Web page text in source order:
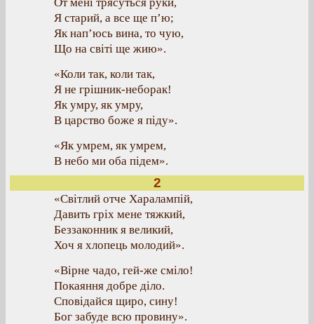
Я старий, а все ще п’ю;
Як нап’юсь вина, то чую,
Що на світі ще жию».
«Коли так, коли так,
Я не грішник-неборак!
Як умру, як умру,
В царство боже я піду».
«Як умрем, як умрем,
В небо ми оба підем».
2
«Світлий отче Харалампій,
Давить гріх мене тяжкий,
Беззаконник я великий,
Хоч я хлопець молодий».
«Вірне чадо, гей-же сміло!
Покаяння добре діло.
Сповідайся щиро, сину!
Бог забуде всю провину».